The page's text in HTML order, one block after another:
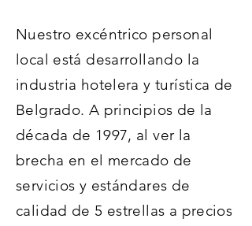
Nuestro excéntrico personal
local está desarrollando la
industria hotelera y turística de
Belgrado. A principios de la
década de 1997, al ver la
brecha en el mercado de
servicios y estándares de
calidad de 5 estrellas a precios